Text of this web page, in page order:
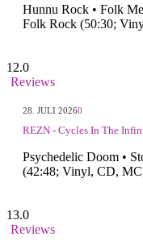
Hunnu Rock • Folk
Folk Rock (50:30;
12.0
Reviews
28. JULI 20260
REZN - Cycles In The
Psychedelic Doom •
(42:48; Vinyl, CD,
13.0
Reviews